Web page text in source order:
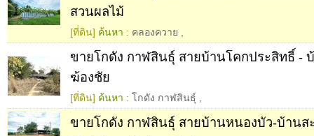
สวนผลไม้
[ที่ดิน] ค้นหา : คลองควาย
ขายโกดัง กาฬสินธุ์ สายบ้านโคกประสิทธิ์ -
ฆ้องชัย
[ที่ดิน] ค้นหา : โกดัง กาฬสินธุ์
ขายโกดัง กาฬสินธุ์ สายบ้านหนองบัว-บ้านส